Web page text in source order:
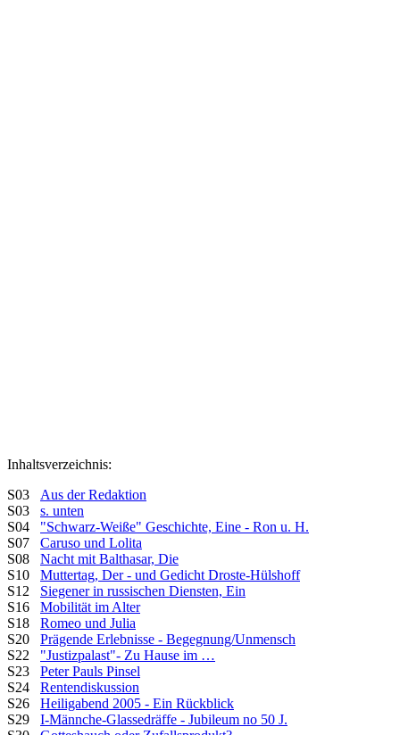
Inhaltsverzeichnis:
S03 Aus der Redaktion
S03 s. unten
S04 "Schwarz-Weiße" Geschichte, Eine - Ron u. H.
S07 Caruso und Lolita
S08 Nacht mit Balthasar, Die
S10 Muttertag, Der - und Gedicht Droste-Hülshoff
S12 Siegener in russischen Diensten, Ein
S16 Mobilität im Alter
S18 Romeo und Julia
S20 Prägende Erlebnisse - Begegnung/Unmensch
S22 "Justizpalast"- Zu Hause im …
S23 Peter Pauls Pinsel
S24 Rentendiskussion
S26 Heiligabend 2005 - Ein Rückblick
S29 I-Männche-Glassedräffe - Jubileum no 50 J.